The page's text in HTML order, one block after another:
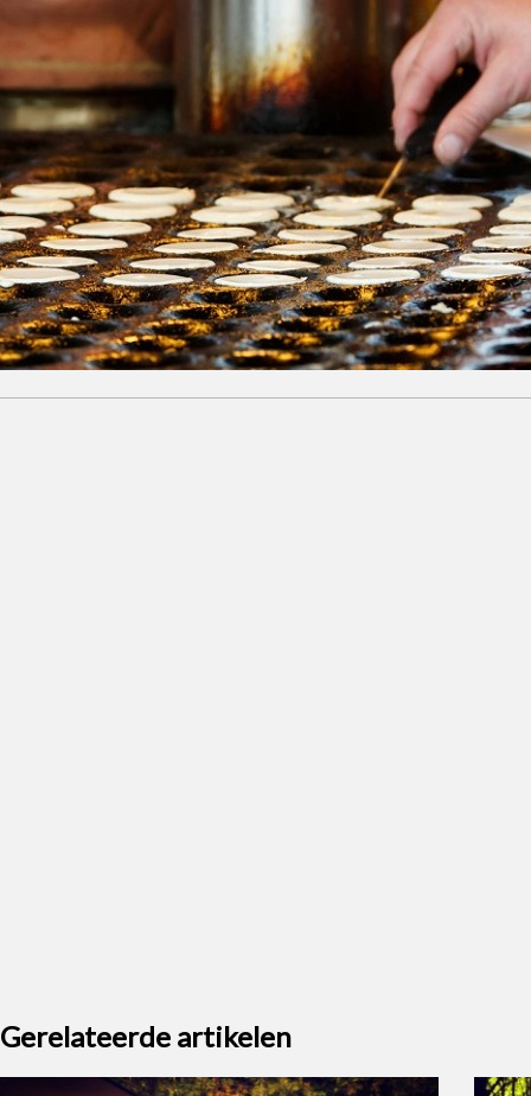
Gerelateerde artikelen